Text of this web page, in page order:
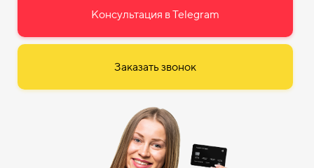
Консультация в Telegram
Заказать звонок